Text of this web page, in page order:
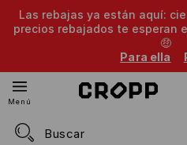
Las rebajas ya están aquí:
precios rebajados te esperan
🤑
Para ella
Menú